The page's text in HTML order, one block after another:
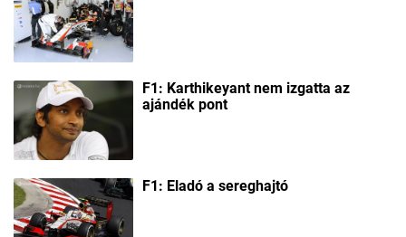
F1: Karthikeyant nem izgatta az
ajándék pont
F1: Eladó a sereghajtó